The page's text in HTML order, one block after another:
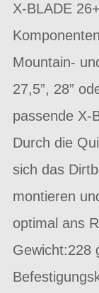
X-BLADE
Mountain-
27,5”, 28”
passende X-
Durch die
sich das
montieren
optimal ans
Gewicht:228